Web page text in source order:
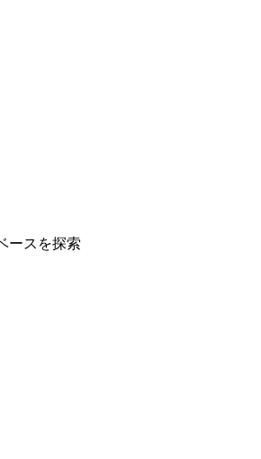
ースを探索